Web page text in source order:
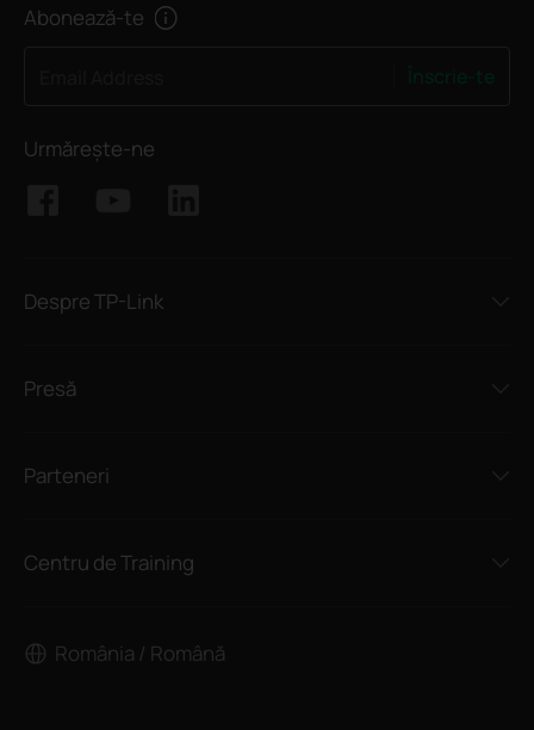
Abonează-te
Urmărește-ne
Despre TP-Link
Presă
Parteneri
Centru de Training
România / Română